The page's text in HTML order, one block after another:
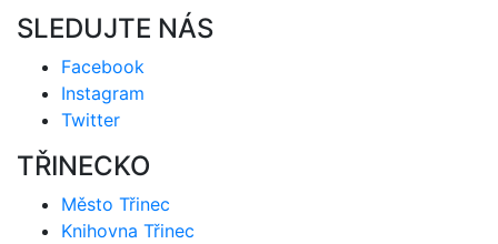
SLEDUJTE NÁS
Facebook
Instagram
Twitter
TŘINECKO
Město Třinec
Knihovna Třinec